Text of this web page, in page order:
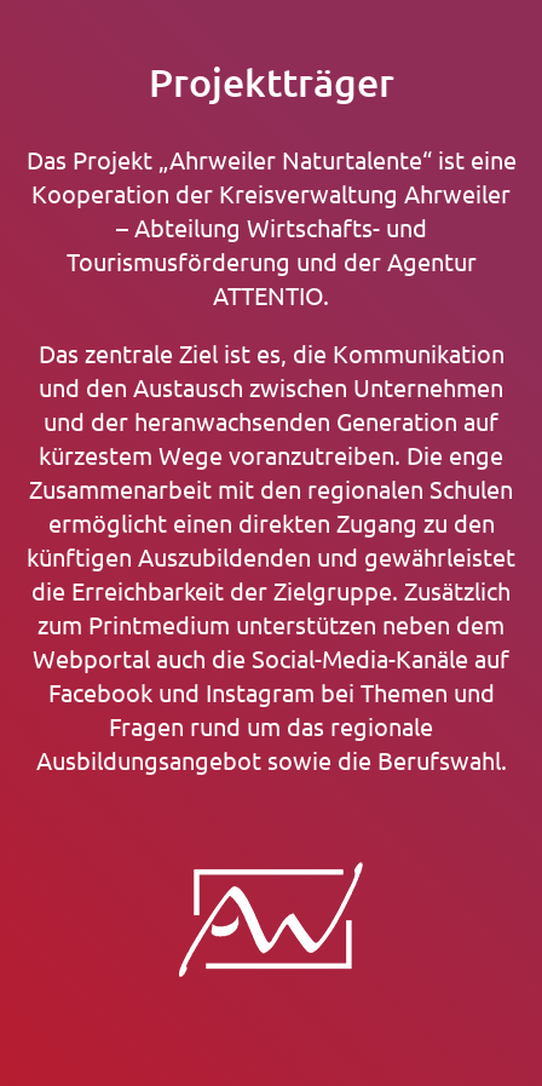
Projektträger
Das Projekt „Ahrweiler Naturtalente“ ist eine
Kooperation der Kreisverwaltung Ahrweiler
– Abteilung Wirtschafts- und
Tourismusförderung und der Agentur
ATTENTIO.
Das zentrale Ziel ist es, die Kommunikation
und den Austausch zwischen Unternehmen
und der heranwachsenden Generation auf
kürzestem Wege voranzutreiben. Die enge
Zusammenarbeit mit den regionalen Schulen
ermöglicht einen direkten Zugang zu den
künftigen Auszubildenden und gewährleistet
die Erreichbarkeit der Zielgruppe. Zusätzlich
zum Printmedium unterstützen neben dem
Webportal auch die Social-Media-Kanäle auf
Facebook und Instagram bei Themen und
Fragen rund um das regionale
Ausbildungsangebot sowie die Berufswahl.